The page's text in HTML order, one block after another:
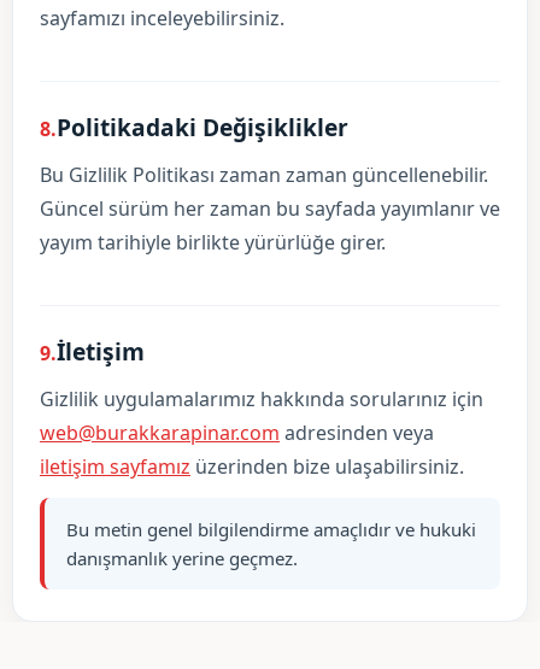
sayfamızı inceleyebilirsiniz.
8.Politikadaki Değişiklikler
Bu Gizlilik Politikası zaman zaman güncellenebilir.
Güncel sürüm her zaman bu sayfada yayımlanır ve
yayım tarihiyle birlikte yürürlüğe girer.
9.İletişim
Gizlilik uygulamalarımız hakkında sorularınız için
web@burakkarapinar.com adresinden veya
iletişim sayfamız üzerinden bize ulaşabilirsiniz.
Bu metin genel bilgilendirme amaçlıdır ve hukuki
danışmanlık yerine geçmez.